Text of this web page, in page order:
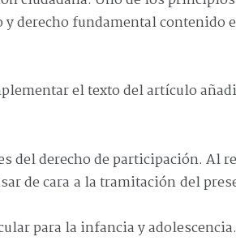
derecho fundamental contenido
el texto del artículo
del derecho de participación. Al
de cara a la tramitación del
para la infancia y adolescencia.